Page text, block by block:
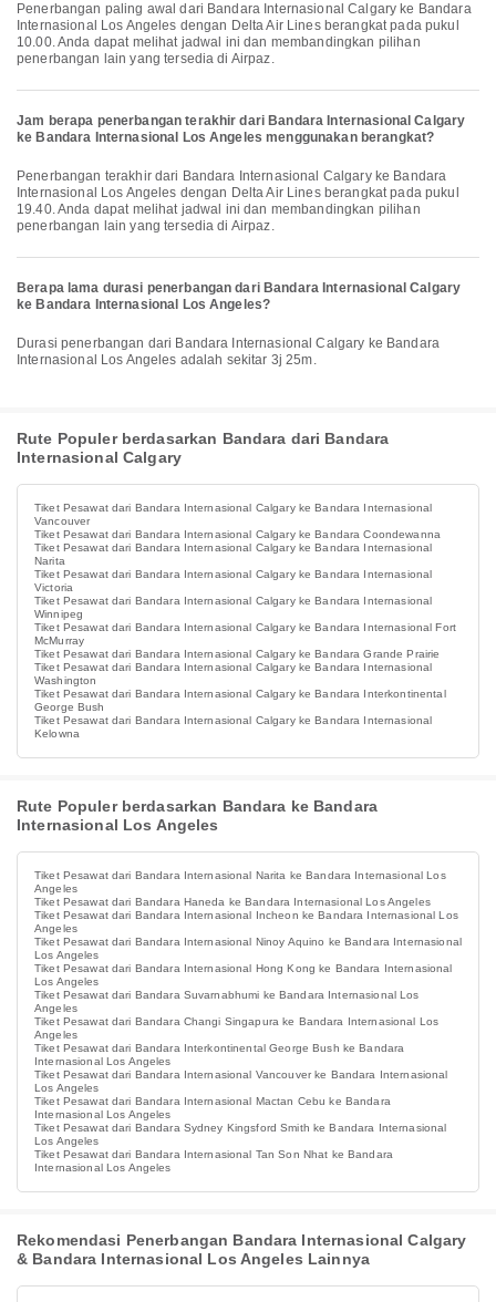
Penerbangan paling awal dari Bandara Internasional Calgary ke Bandara
Internasional Los Angeles dengan Delta Air Lines berangkat pada pukul
10.00. Anda dapat melihat jadwal ini dan membandingkan pilihan
penerbangan lain yang tersedia di Airpaz.
Jam berapa penerbangan terakhir dari Bandara Internasional Calgary
ke Bandara Internasional Los Angeles menggunakan berangkat?
Penerbangan terakhir dari Bandara Internasional Calgary ke Bandara
Internasional Los Angeles dengan Delta Air Lines berangkat pada pukul
19.40. Anda dapat melihat jadwal ini dan membandingkan pilihan
penerbangan lain yang tersedia di Airpaz.
Berapa lama durasi penerbangan dari Bandara Internasional Calgary
ke Bandara Internasional Los Angeles?
Durasi penerbangan dari Bandara Internasional Calgary ke Bandara
Internasional Los Angeles adalah sekitar 3j 25m.
Rute Populer berdasarkan Bandara dari Bandara
Internasional Calgary
Tiket Pesawat dari Bandara Internasional Calgary ke Bandara Internasional
Vancouver
Tiket Pesawat dari Bandara Internasional Calgary ke Bandara Coondewanna
Tiket Pesawat dari Bandara Internasional Calgary ke Bandara Internasional
Narita
Tiket Pesawat dari Bandara Internasional Calgary ke Bandara Internasional
Victoria
Tiket Pesawat dari Bandara Internasional Calgary ke Bandara Internasional
Winnipeg
Tiket Pesawat dari Bandara Internasional Calgary ke Bandara Internasional Fort
McMurray
Tiket Pesawat dari Bandara Internasional Calgary ke Bandara Grande Prairie
Tiket Pesawat dari Bandara Internasional Calgary ke Bandara Internasional
Washington
Tiket Pesawat dari Bandara Internasional Calgary ke Bandara Interkontinental
George Bush
Tiket Pesawat dari Bandara Internasional Calgary ke Bandara Internasional
Kelowna
Rute Populer berdasarkan Bandara ke Bandara
Internasional Los Angeles
Tiket Pesawat dari Bandara Internasional Narita ke Bandara Internasional Los
Angeles
Tiket Pesawat dari Bandara Haneda ke Bandara Internasional Los Angeles
Tiket Pesawat dari Bandara Internasional Incheon ke Bandara Internasional Los
Angeles
Tiket Pesawat dari Bandara Internasional Ninoy Aquino ke Bandara Internasional
Los Angeles
Tiket Pesawat dari Bandara Internasional Hong Kong ke Bandara Internasional
Los Angeles
Tiket Pesawat dari Bandara Suvarnabhumi ke Bandara Internasional Los
Angeles
Tiket Pesawat dari Bandara Changi Singapura ke Bandara Internasional Los
Angeles
Tiket Pesawat dari Bandara Interkontinental George Bush ke Bandara
Internasional Los Angeles
Tiket Pesawat dari Bandara Internasional Vancouver ke Bandara Internasional
Los Angeles
Tiket Pesawat dari Bandara Internasional Mactan Cebu ke Bandara
Internasional Los Angeles
Tiket Pesawat dari Bandara Sydney Kingsford Smith ke Bandara Internasional
Los Angeles
Tiket Pesawat dari Bandara Internasional Tan Son Nhat ke Bandara
Internasional Los Angeles
Rekomendasi Penerbangan Bandara Internasional Calgary
& Bandara Internasional Los Angeles Lainnya